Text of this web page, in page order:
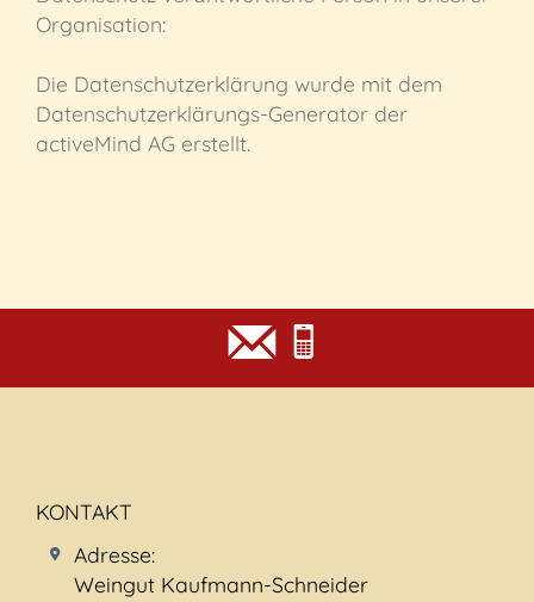
Organisation:
Die Datenschutzerklärung wurde mit dem
Datenschutzerklärungs-Generator der
activeMind AG erstellt.
KONTAKT
Adresse:
Weingut Kaufmann-Schneider